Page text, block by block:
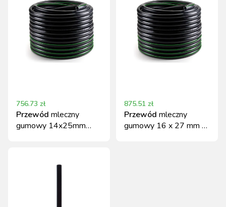
756.73 zł
Przewód mleczny
gumowy 14x25mm
875.51 zł
Przewód mleczny
gumowy 16 x 27 mm -